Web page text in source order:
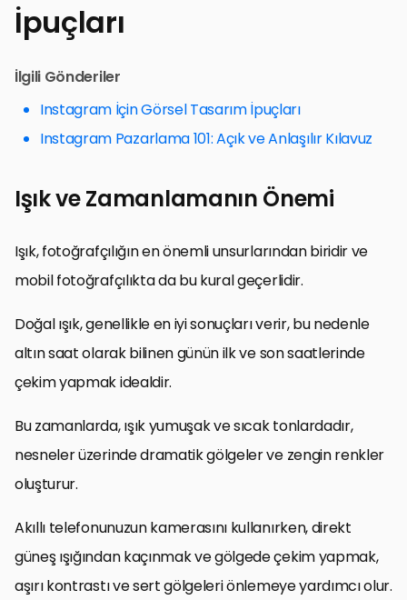
İpuçları
İlgili Gönderiler
Instagram İçin Görsel Tasarım İpuçları
Instagram Pazarlama 101: Açık ve Anlaşılır Kılavuz
Işık ve Zamanlamanın Önemi
Işık, fotoğrafçılığın en önemli unsurlarından biridir ve
mobil fotoğrafçılıkta da bu kural geçerlidir.
Doğal ışık, genellikle en iyi sonuçları verir, bu nedenle
altın saat olarak bilinen günün ilk ve son saatlerinde
çekim yapmak idealdir.
Bu zamanlarda, ışık yumuşak ve sıcak tonlardadır,
nesneler üzerinde dramatik gölgeler ve zengin renkler
oluşturur.
Akıllı telefonunuzun kamerasını kullanırken, direkt
güneş ışığından kaçınmak ve gölgede çekim yapmak,
aşırı kontrastı ve sert gölgeleri önlemeye yardımcı olur.